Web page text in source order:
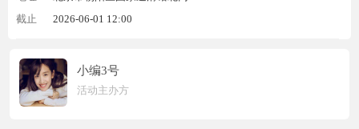
截止
2026-06-01 12:00
小编3号
活动主办方